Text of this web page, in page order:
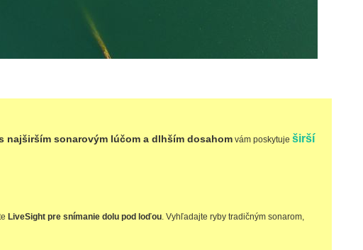
najširším sonarovým lúčom a dlhším dosahom vám poskytuje širší
LiveSight pre snímanie dolu pod loďou. Vyhľadajte ryby tradičným sonarom,